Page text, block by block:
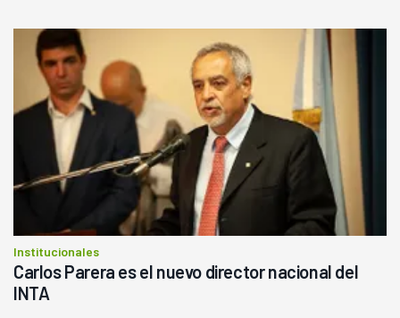
Institucionales
Carlos Parera es el nuevo director nacional del
INTA